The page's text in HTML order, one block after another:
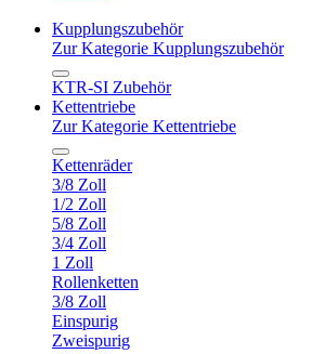
Kupplungszubehör
Zur Kategorie Kupplungszubehör
KTR-SI Zubehör
Kettentriebe
Zur Kategorie Kettentriebe
Kettenräder
3/8 Zoll
1/2 Zoll
5/8 Zoll
3/4 Zoll
1 Zoll
Rollenketten
3/8 Zoll
Einspurig
Zweispurig